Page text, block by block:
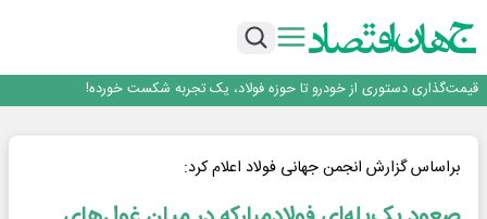
خارجی
تأکید امام جمعه جاجرم بر ارتقای سواد رسانه‌ای و مطالبه‌گری خبرنگاران
قیمت‌گذاری دستوری از خودرو تا حوزه فولاد، یک تجربه شکست خورده!
کنترل و ماژول وایرلس بومی‌سازی شده جرثقیل‌های فولاد هرمزگان، جایگزین نمونه
خارجی
روزنامه ۱۹ مرداد
تأکید امام جمعه جاجرم بر ارتقای سواد رسانه‌ای و مطالبه‌گری خبرنگاران
براساس گزارش انجمن جهانی فولاد اعلام کرد: